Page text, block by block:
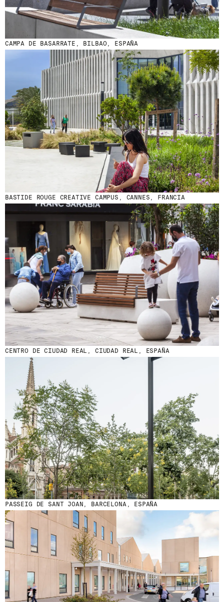
CAMPA DE BASARRATE, BILBAO, ESPAÑA
BASTIDE ROUGE CREATIVE CAMPUS, CANNES, FRANCIA
CENTRO DE CIUDAD REAL, CIUDAD REAL, ESPAÑA
PASSEIG DE SANT JOAN, BARCELONA, ESPAÑA